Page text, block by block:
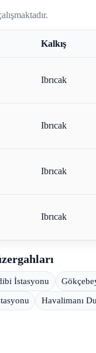
Kalkış
Ibrıcak
Ibrıcak
Ibrıcak
Ibrıcak
İstasyonu
Havalimanı